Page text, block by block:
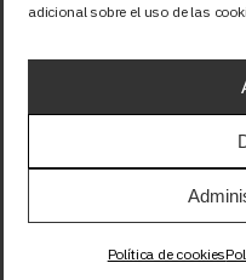
adicional sobre el uso de las
Política de cookies
X (Twitter)
Instagram
Precios sin IVA
aquellos productos